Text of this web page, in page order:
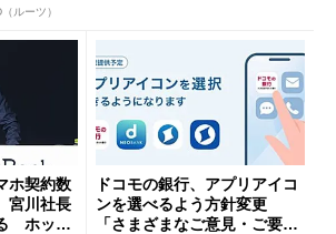
ルーツ）
ホ契約数
宮川社長
ホッピ
ドコモの銀行、アプリアイコ
ンを選べるよう方針変更
「さまざまなご意見・ご要望